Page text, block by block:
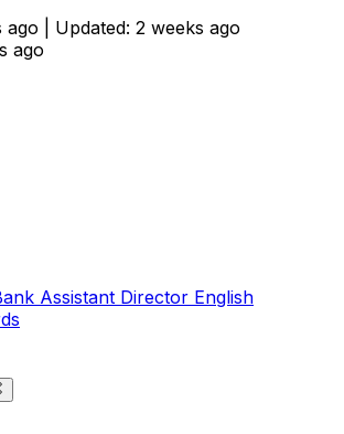
| Updated: 2 weeks ago
ago
Assistant Director English